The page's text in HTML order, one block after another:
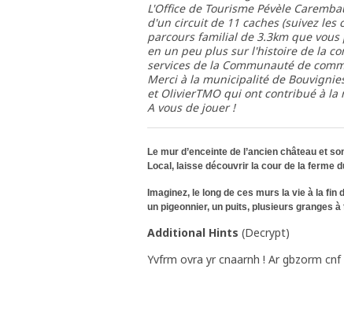
L'Office de Tourisme Pévèle
d'un circuit de 11 caches (suivez les
parcours familial de 3.3km que
en un peu plus sur l'histoire de la
services de la Communauté de
Merci à la municipalité de
et OlivierTMO qui ont contribué à la
A vous de jouer !
Le mur d’enceinte de l’ancien château et
Local, laisse découvrir la cour de la ferme
Imaginez, le long de ces murs la vie à la fin
un pigeonnier, un puits, plusieurs granges
Additional Hints (Decrypt)
Yvfrm ovra yr cnaarnh ! Ar gbzorm cnf